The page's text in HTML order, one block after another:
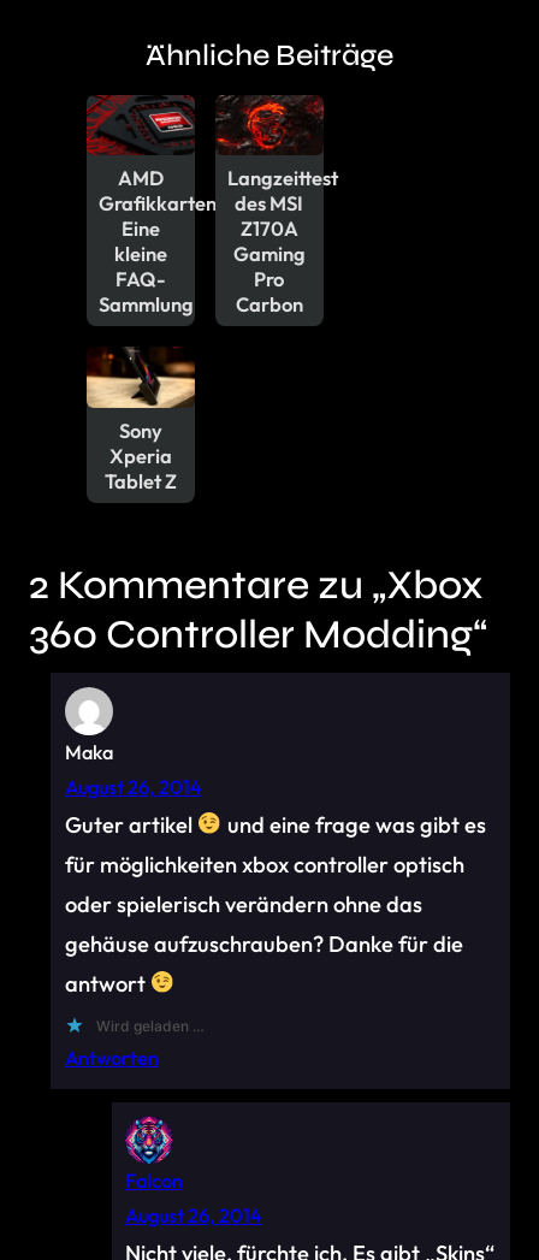
Ähnliche Beiträge
AMD
Grafikkarten:
Eine
kleine
FAQ-
Sammlung
Sony
Xperia
Tablet Z
Langzeittest
des MSI
Z170A
Gaming
Pro
Carbon
2 Kommentare zu „Xbox
360 Controller Modding“
Maka
August 26, 2014
Guter artikel
und eine frage was gibt es
für möglichkeiten xbox controller optisch
oder spielerisch verändern ohne das
gehäuse aufzuschrauben? Danke für die
antwort
Wird geladen …
Antworten
Falcon
August 26, 2014
Nicht viele, fürchte ich. Es gibt „Skins“